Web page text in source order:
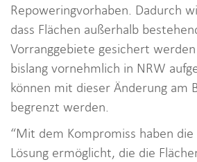
Repoweringvorhaben. Dadurch
dass Flächen außerhalb
Vorranggebiete gesichert
bislang vornehmlich in NRW
können mit dieser Änderung am
begrenzt werden.
“Mit dem Kompromiss haben
Lösung ermöglicht, die die